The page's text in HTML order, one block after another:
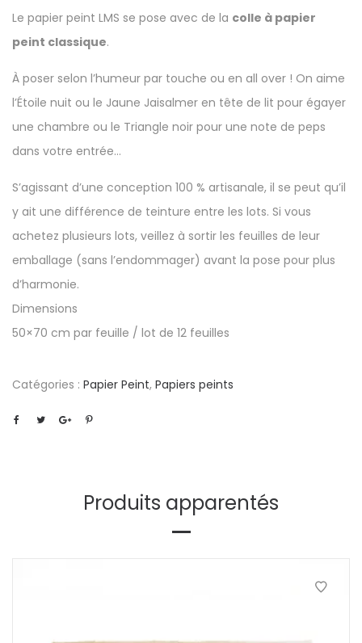
Le papier peint LMS se pose avec de la colle à papier
peint classique.
À poser selon l’humeur par touche ou en all over ! On aime
l’Étoile nuit ou le Jaune Jaisalmer en tête de lit pour égayer
une chambre ou le Triangle noir pour une note de peps
dans votre entrée…
S’agissant d’une conception 100 % artisanale, il se peut qu’il
y ait une différence de teinture entre les lots. Si vous
achetez plusieurs lots, veillez à sortir les feuilles de leur
emballage (sans l’endommager) avant la pose pour plus
d’harmonie.
Dimensions
50×70 cm par feuille / lot de 12 feuilles
Catégories : Papier Peint, Papiers peints
Produits apparentés